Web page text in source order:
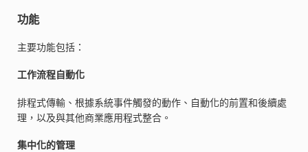
功能
主要功能包括：
工作流程自動化
排程式傳輸、根據系統事件觸發的動作、自動化的前置和後續處
理，以及與其他商業應用程式整合。
集中化的管理